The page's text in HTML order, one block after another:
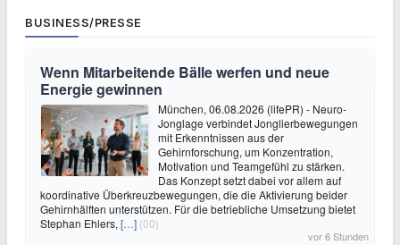
BUSINESS/PRESSE
Wenn Mitarbeitende Bälle werfen und neue
Energie gewinnen
München, 06.08.2026 (lifePR) - Neuro-
Jonglage verbindet Jonglierbewegungen
mit Erkenntnissen aus der
Gehirnforschung, um Konzentration,
Motivation und Teamgefühl zu stärken.
Das Konzept setzt dabei vor allem auf
koordinative Überkreuzbewegungen, die die Aktivierung beider
Gehirnhälften unterstützen. Für die betriebliche Umsetzung bietet
Stephan Ehlers,[…] (00)
vor 6 Stunden